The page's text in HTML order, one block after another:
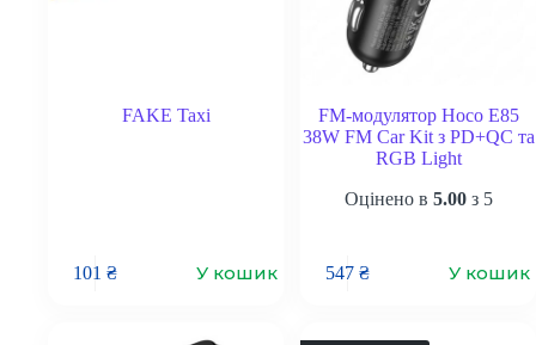
FAKE Taxi
101 ₴ У кошик
FM-модулятор Hoco E85
38W FM Car Kit з PD+QC та
RGB Light
Оцінено в 5.00з 5
547 ₴ У кошик